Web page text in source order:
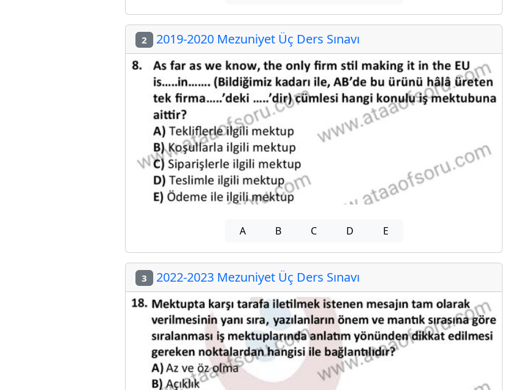
2 2019-2020 Mezuniyet Üç Ders Sınavı
A B C D E
3 2022-2023 Mezuniyet Üç Ders Sınavı